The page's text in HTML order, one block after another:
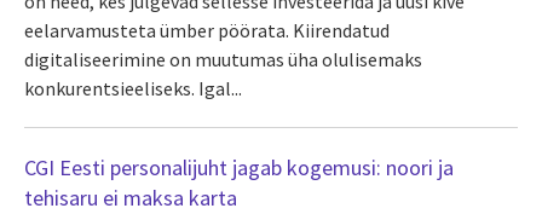
eelarvamusteta ümber pöörata. Kiirendatud
digitaliseerimine on muutumas üha olulisemaks
konkurentsieeliseks. Igal...
CGI Eesti personalijuht jagab kogemusi: noori ja
tehisaru ei maksa karta